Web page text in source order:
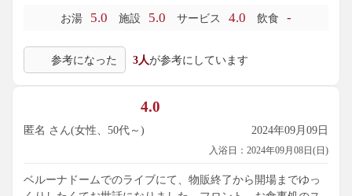
お湯 5.0 施設 5.0 サービス 4.0 飲食 -
参考になった 3人が参考にしています
4.0
匿名 さん(女性、50代～) 2024年09月09日
入浴日：2024年09月08日(日)
ベルーナドームでのライブにて、物販終了から開場までゆっ